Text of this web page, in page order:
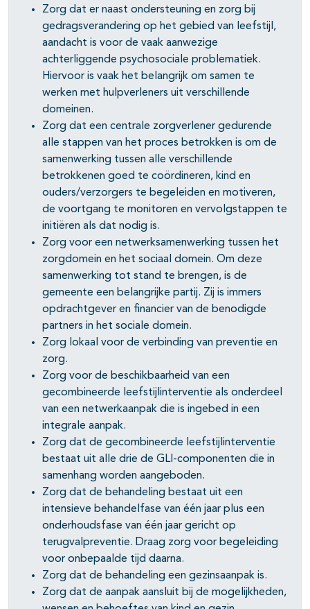
Zorg dat er naast ondersteuning en zorg bij
gedragsverandering op het gebied van leefstijl,
aandacht is voor de vaak aanwezige
achterliggende psychosociale problematiek.
Hiervoor is vaak het belangrijk om samen te
werken met hulpverleners uit verschillende
domeinen.
Zorg dat een centrale zorgverlener gedurende
alle stappen van het proces betrokken is om de
samenwerking tussen alle verschillende
betrokkenen goed te coördineren, kind en
ouders/verzorgers te begeleiden en motiveren,
de voortgang te monitoren en vervolgstappen te
initiëren als dat nodig is.
Zorg voor een netwerksamenwerking tussen het
zorgdomein en het sociaal domein. Om deze
samenwerking tot stand te brengen, is de
gemeente een belangrijke partij. Zij is immers
opdrachtgever en financier van de benodigde
partners in het sociale domein.
Zorg lokaal voor de verbinding van preventie en
zorg.
Zorg voor de beschikbaarheid van een
gecombineerde leefstijlinterventie als onderdeel
van een netwerkaanpak die is ingebed in een
integrale aanpak.
Zorg dat de gecombineerde leefstijlinterventie
bestaat uit alle drie de GLI-componenten die in
samenhang worden aangeboden.
Zorg dat de behandeling bestaat uit een
intensieve behandelfase van één jaar plus een
onderhoudsfase van één jaar gericht op
terugvalpreventie. Draag zorg voor begeleiding
voor onbepaalde tijd daarna.
Zorg dat de behandeling een gezinsaanpak is.
Zorg dat de aanpak aansluit bij de mogelijkheden,